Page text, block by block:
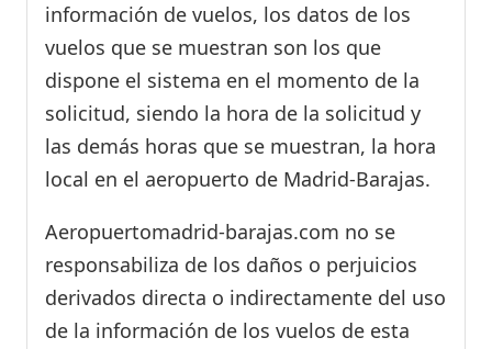
información de vuelos, los datos de los
vuelos que se muestran son los que
dispone el sistema en el momento de la
solicitud, siendo la hora de la solicitud y
las demás horas que se muestran, la hora
local en el aeropuerto de Madrid-Barajas.
Aeropuertomadrid-barajas.com no se
responsabiliza de los daños o perjuicios
derivados directa o indirectamente del uso
de la información de los vuelos de esta